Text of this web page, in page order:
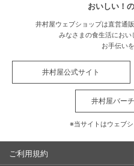
おいしい！
井村屋ウェブショップは直営通
みなさまの食生活にお
お手伝い
井村屋公式サイト
井村屋バー
※当サイトはウェブ
ご利用規約